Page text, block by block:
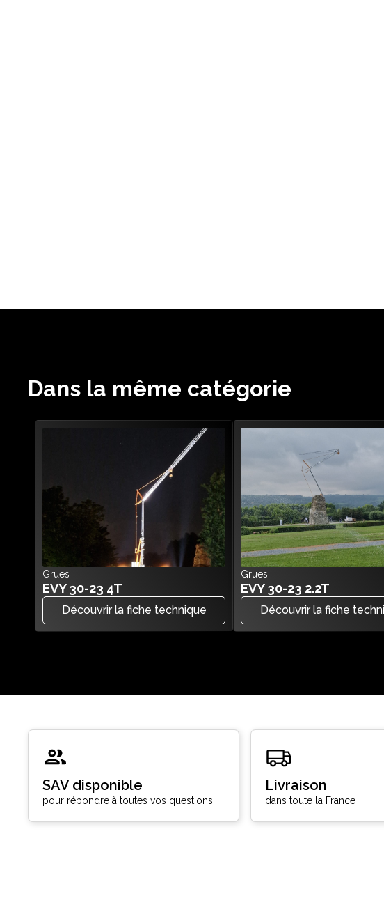
Dans la même catégorie
Grues
EVY 30-23 4T
Découvrir la fiche technique
Grues
EVY 30-23 2.2T
Découvrir la fiche
SAV disponible
pour répondre à toutes vos questions
Livraison
dans toute la France